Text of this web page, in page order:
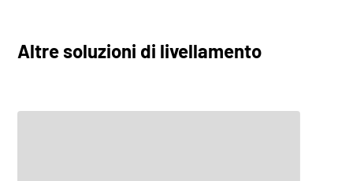
Altre soluzioni di livellamento